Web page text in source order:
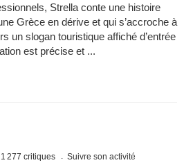
Strella conte une histoire
Grèce en dérive et qui s’accroche à
un slogan touristique affiché d’entrée
est précise et ...
1 277 critiques Suivre son activité